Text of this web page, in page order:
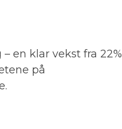
en klar vekst fra 22%
på